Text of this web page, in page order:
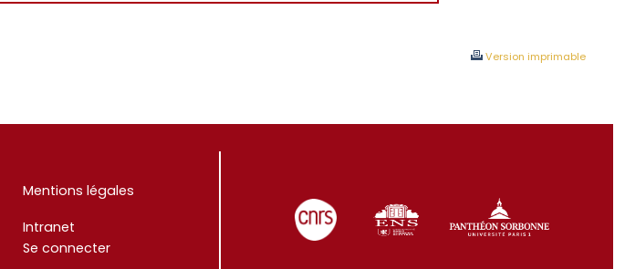
Version imprimable
Mentions légales
Intranet
Se connecter